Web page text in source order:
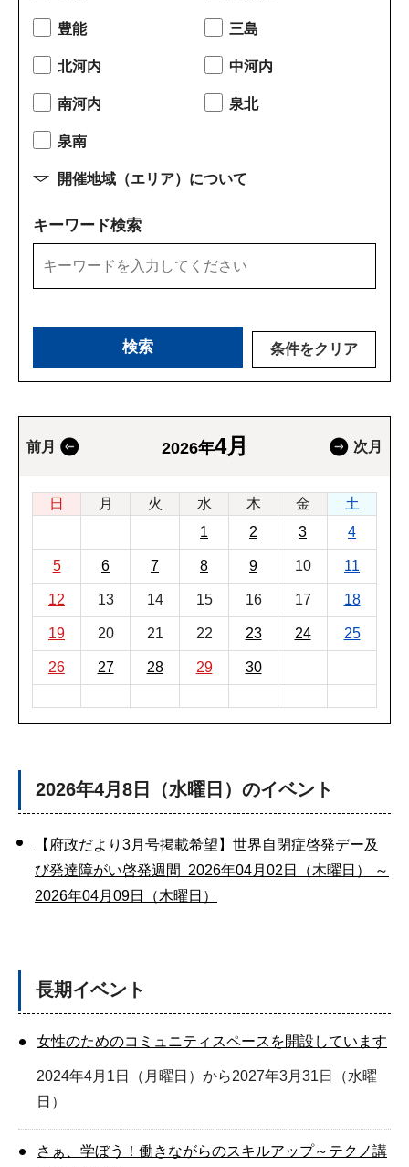
豊能 三島
北河内 中河内
南河内 泉北
泉南
開催地域（エリア）について
キーワード検索
条件をクリア
前月 2026年4月 次月
日 月 火 水 木 金
土
1
2 3 4
5 6 7 8 9 10 11
12 13 14 15 16 17 18
19 20 21 22 23 24 25
26 27 28 29 30
2026年4月8日（水曜日）のイベント
【府政だより3月号掲載希望】世界自閉症啓発デー及
び発達障がい啓発週間 2026年04月02日（木曜日） ～
2026年04月09日（木曜日）
長期イベント
女性のためのコミュニティスペースを開設しています
2024年4月1日（月曜日）から2027年3月31日（水曜
日）
さぁ、学ぼう！働きながらのスキルアップ～テクノ講